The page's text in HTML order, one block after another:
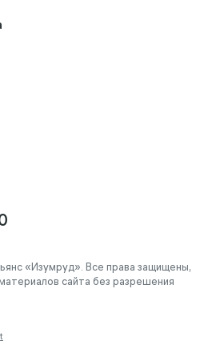
«Изумруд». Все права защищены,
сайта без разрешения